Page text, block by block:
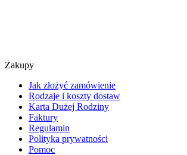
Zakupy
Jak złożyć zamówienie
Rodzaje i koszty dostaw
Karta Dużej Rodziny
Faktury
Regulamin
Polityka prywatności
Pomoc